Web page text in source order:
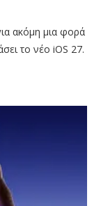
ακόμη μια φορά
το νέο iOS 27.